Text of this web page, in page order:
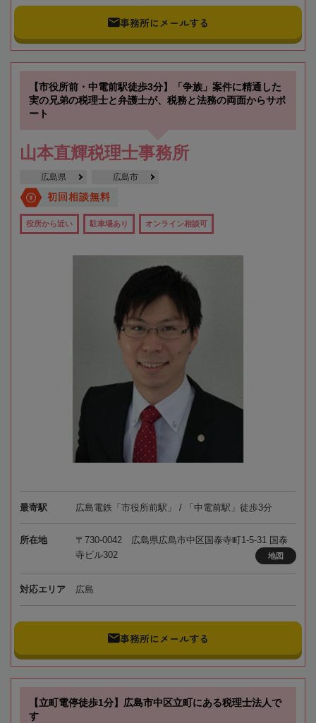
事務所にメールする
【市役所前・中電前駅徒歩3分】「争族」案件に精通した
実の兄弟の税理士と弁護士が、税務と法務の両面からサポ
ート
山本直輝税理士事務所
広島県 広島市
初回相談無料
役所から近い 駐車場あり オンライン相談可
最寄駅 広島電鉄「市役所前駅」 / 「中電前駅」徒歩3分
所在地
〒730-0042 広島県広島市中区国泰寺町1-5-31 国泰
寺ビル302
地図
対応エリア 広島
事務所にメールする
【立町電停徒歩1分】広島市中区立町にある税理士法人で
す